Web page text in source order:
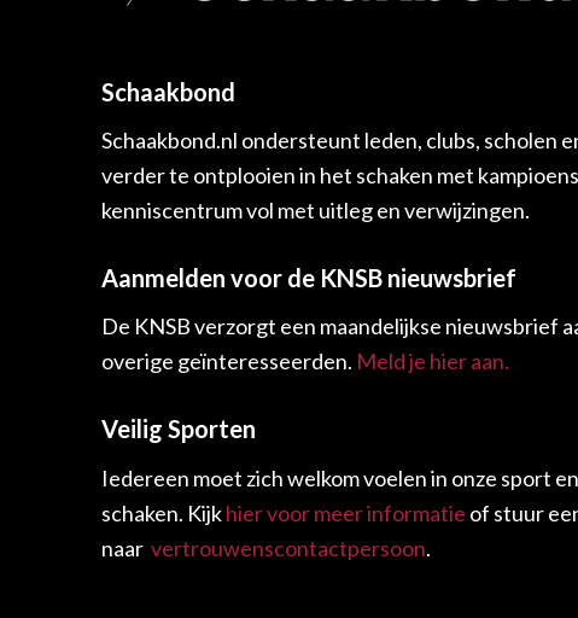
Schaakbond
Schaakbond.nl ondersteunt leden, clubs, scholen
verder te ontplooien in het schaken met
kenniscentrum vol met uitleg en verwijzingen.
Aanmelden voor de KNSB nieuwsbrief
De KNSB verzorgt een maandelijkse nieuwsbrief
overige geïnteresseerden. Meld je hier aan.
Veilig Sporten
Iedereen moet zich welkom voelen in onze sport
schaken. Kijkhier voor meer informatie of stuur
naar vertrouwenscontactpersoon.